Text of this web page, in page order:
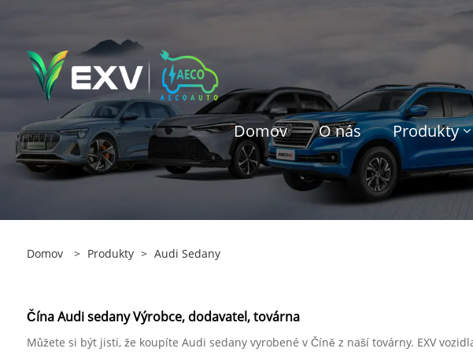
Domov O nás Produkty
Domov > Produkty > Audi Sedany
Čína Audi sedany Výrobce, dodavatel, továrna
Můžete si být jisti, že koupíte Audi sedany vyrobené v Číně z naší továrny. EXV